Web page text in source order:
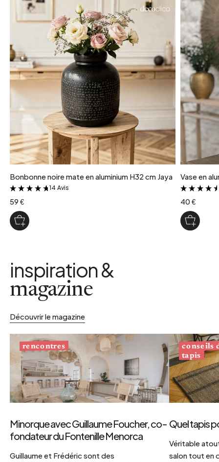
Bonbonne noire mate en aluminium H32 cm Jaya
&
14 Avis
59 €
Vase en
40 €
inspiration &
magazine
Découvrir le magazine
rencontres
Minorque avec Guillaume Foucher, co-
fondateur du Fontenille Menorca
Guillaume et Frédéric sont des
conseils
tapis
Quel tapis
Véritable
salon tout en